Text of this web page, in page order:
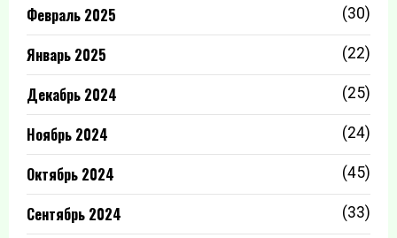
Февраль 2025 (30)
Январь 2025 (22)
Декабрь 2024 (25)
Ноябрь 2024 (24)
Октябрь 2024 (45)
Сентябрь 2024 (33)